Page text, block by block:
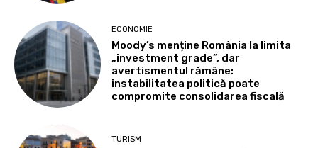
ECONOMIE
Moody’s menține România la limita
„investment grade”, dar
avertismentul rămâne:
instabilitatea politică poate
compromite consolidarea fiscală
TURISM